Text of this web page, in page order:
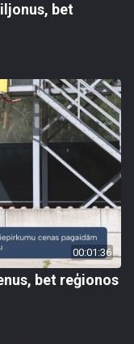
bet
00:01:36
bet reģionos